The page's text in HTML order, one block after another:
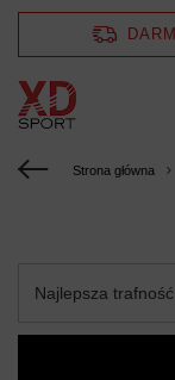
Strona główna
Najlepsza trafność